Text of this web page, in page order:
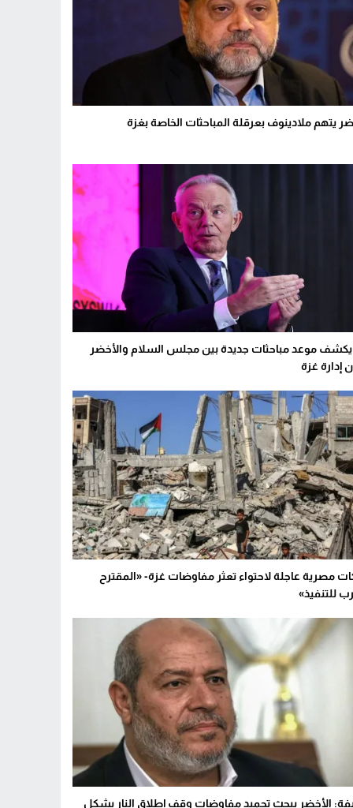
يتهم ملادينوف بعرقلة المباحثات الخاصة بغزة
يكشف موعد مباحثات جديدة بين مجلس السلام والأخضر
إدارة غزة
مصرية عاجلة لاحتواء تعثر مفاوضات غزة- «المقترح
للتنفيذ»
الأخضر يبحث تجميد مفاوضات وقف إطلاق النار بشكل